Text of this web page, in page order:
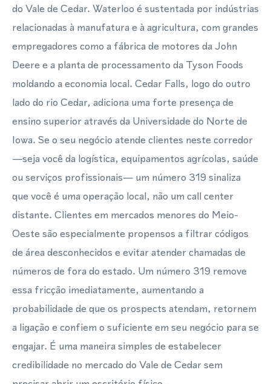
do Vale de Cedar. Waterloo é sustentada por indústrias
relacionadas à manufatura e à agricultura, com grandes
empregadores como a fábrica de motores da John
Deere e a planta de processamento da Tyson Foods
moldando a economia local. Cedar Falls, logo do outro
lado do rio Cedar, adiciona uma forte presença de
ensino superior através da Universidade do Norte de
Iowa. Se o seu negócio atende clientes neste corredor
—seja você da logística, equipamentos agrícolas, saúde
ou serviços profissionais— um número 319 sinaliza
que você é uma operação local, não um call center
distante. Clientes em mercados menores do Meio-
Oeste são especialmente propensos a filtrar códigos
de área desconhecidos e evitar atender chamadas de
números de fora do estado. Um número 319 remove
essa fricção imediatamente, aumentando a
probabilidade de que os prospects atendam, retornem
a ligação e confiem o suficiente em seu negócio para se
engajar. É uma maneira simples de estabelecer
credibilidade no mercado do Vale de Cedar sem